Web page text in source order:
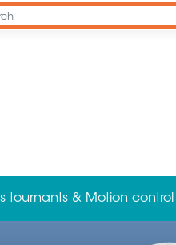
tournants & Motion control